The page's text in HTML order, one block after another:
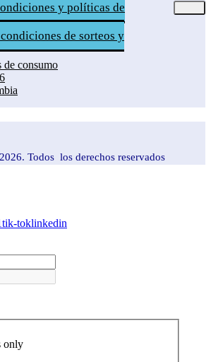
y políticas de
de sorteos y
de consumo
Todos los derechos reservados
tik-toklinkedin
only